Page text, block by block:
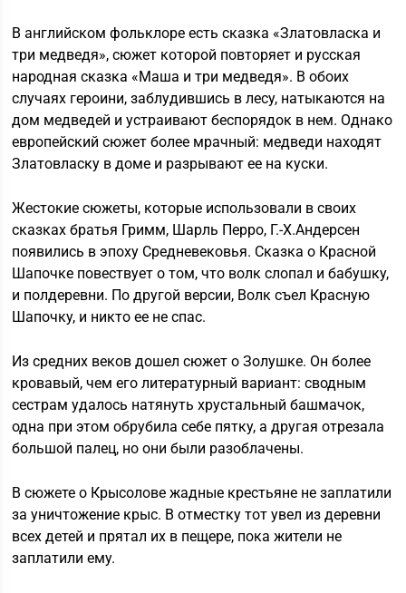
В английском фольклоре есть сказка «Златовласка и
три медведя», сюжет которой повторяет и русская
народная сказка «Маша и три медведя». В обоих
случаях героини, заблудившись в лесу, натыкаются на
дом медведей и устраивают беспорядок в нем. Однако
европейский сюжет более мрачный: медведи находят
Златовласку в доме и разрывают ее на куски.
Жестокие сюжеты, которые использовали в своих
сказках братья Гримм, Шарль Перро, Г.-Х.Андерсен
появились в эпоху Средневековья. Сказка о Красной
Шапочке повествует о том, что волк слопал и бабушку,
и полдеревни. По другой версии, Волк съел Красную
Шапочку, и никто ее не спас.
Из средних веков дошел сюжет о Золушке. Он более
кровавый, чем его литературный вариант: сводным
сестрам удалось натянуть хрустальный башмачок,
одна при этом обрубила себе пятку, а другая отрезала
большой палец, но они были разоблачены.
В сюжете о Крысолове жадные крестьяне не заплатили
за уничтожение крыс. В отместку тот увел из деревни
всех детей и прятал их в пещере, пока жители не
заплатили ему.